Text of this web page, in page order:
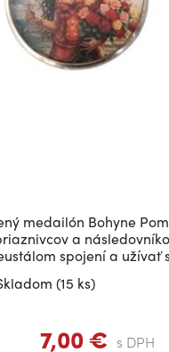
medailón Bohyne
a
spojení a užívať
(15 ks)
7,00 € s DPH